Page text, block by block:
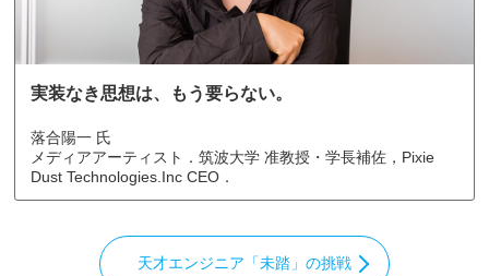
実装なき思想は、もう要らない。
落合陽一 氏
メディアアーティスト．筑波大学 准教授・学長補佐，Pixie
Dust Technologies.Inc CEO．
天才エンジニア「未踏」の挑戦